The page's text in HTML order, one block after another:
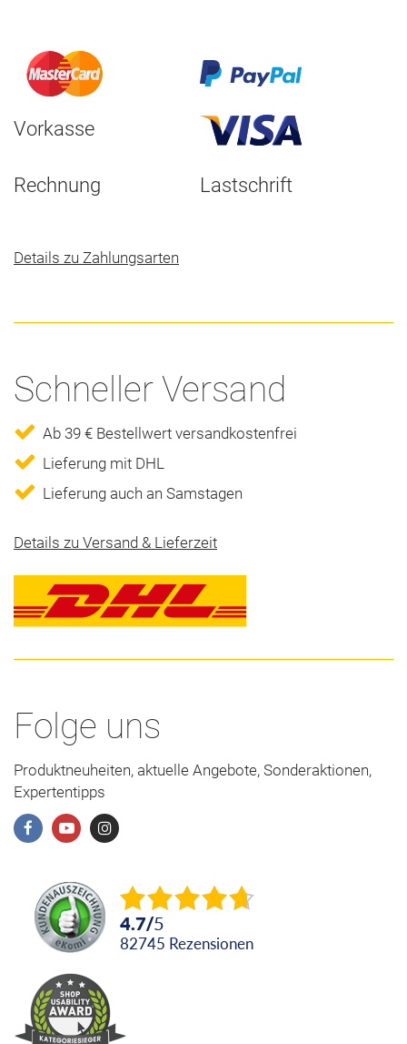
Vorkasse
Rechnung Lastschrift
Details zu Zahlungsarten
Schneller Versand
Ab 39 € Bestellwert versandkostenfrei
Lieferung mit DHL
Lieferung auch an Samstagen
Details zu Versand & Lieferzeit
Folge uns
Produktneuheiten, aktuelle Angebote, Sonderaktionen,
Expertentipps
4.7/5
82745 Rezensionen